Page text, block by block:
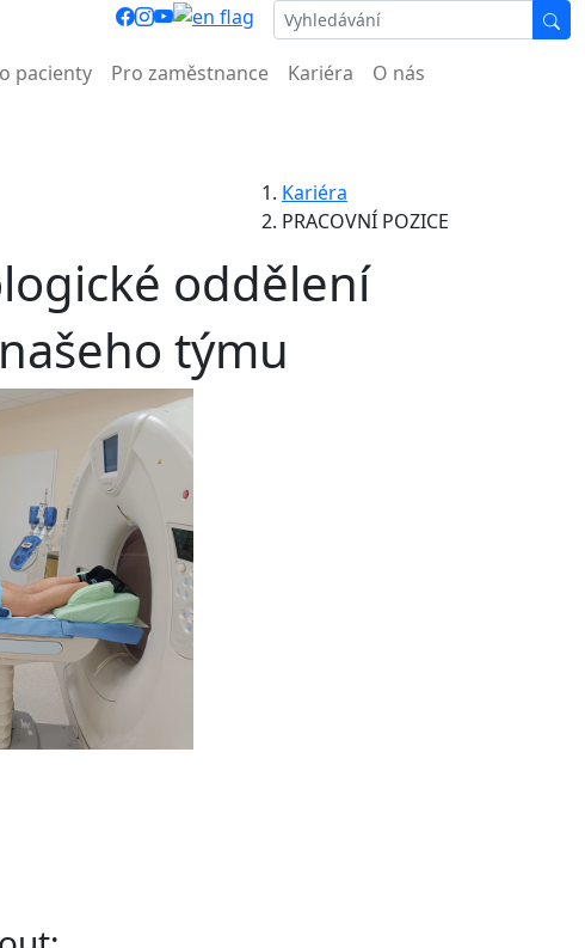
pacienty Pro zaměstnance Kariéra O nás
Kariéra
PRACOVNÍ POZICE
oddělení
týmu